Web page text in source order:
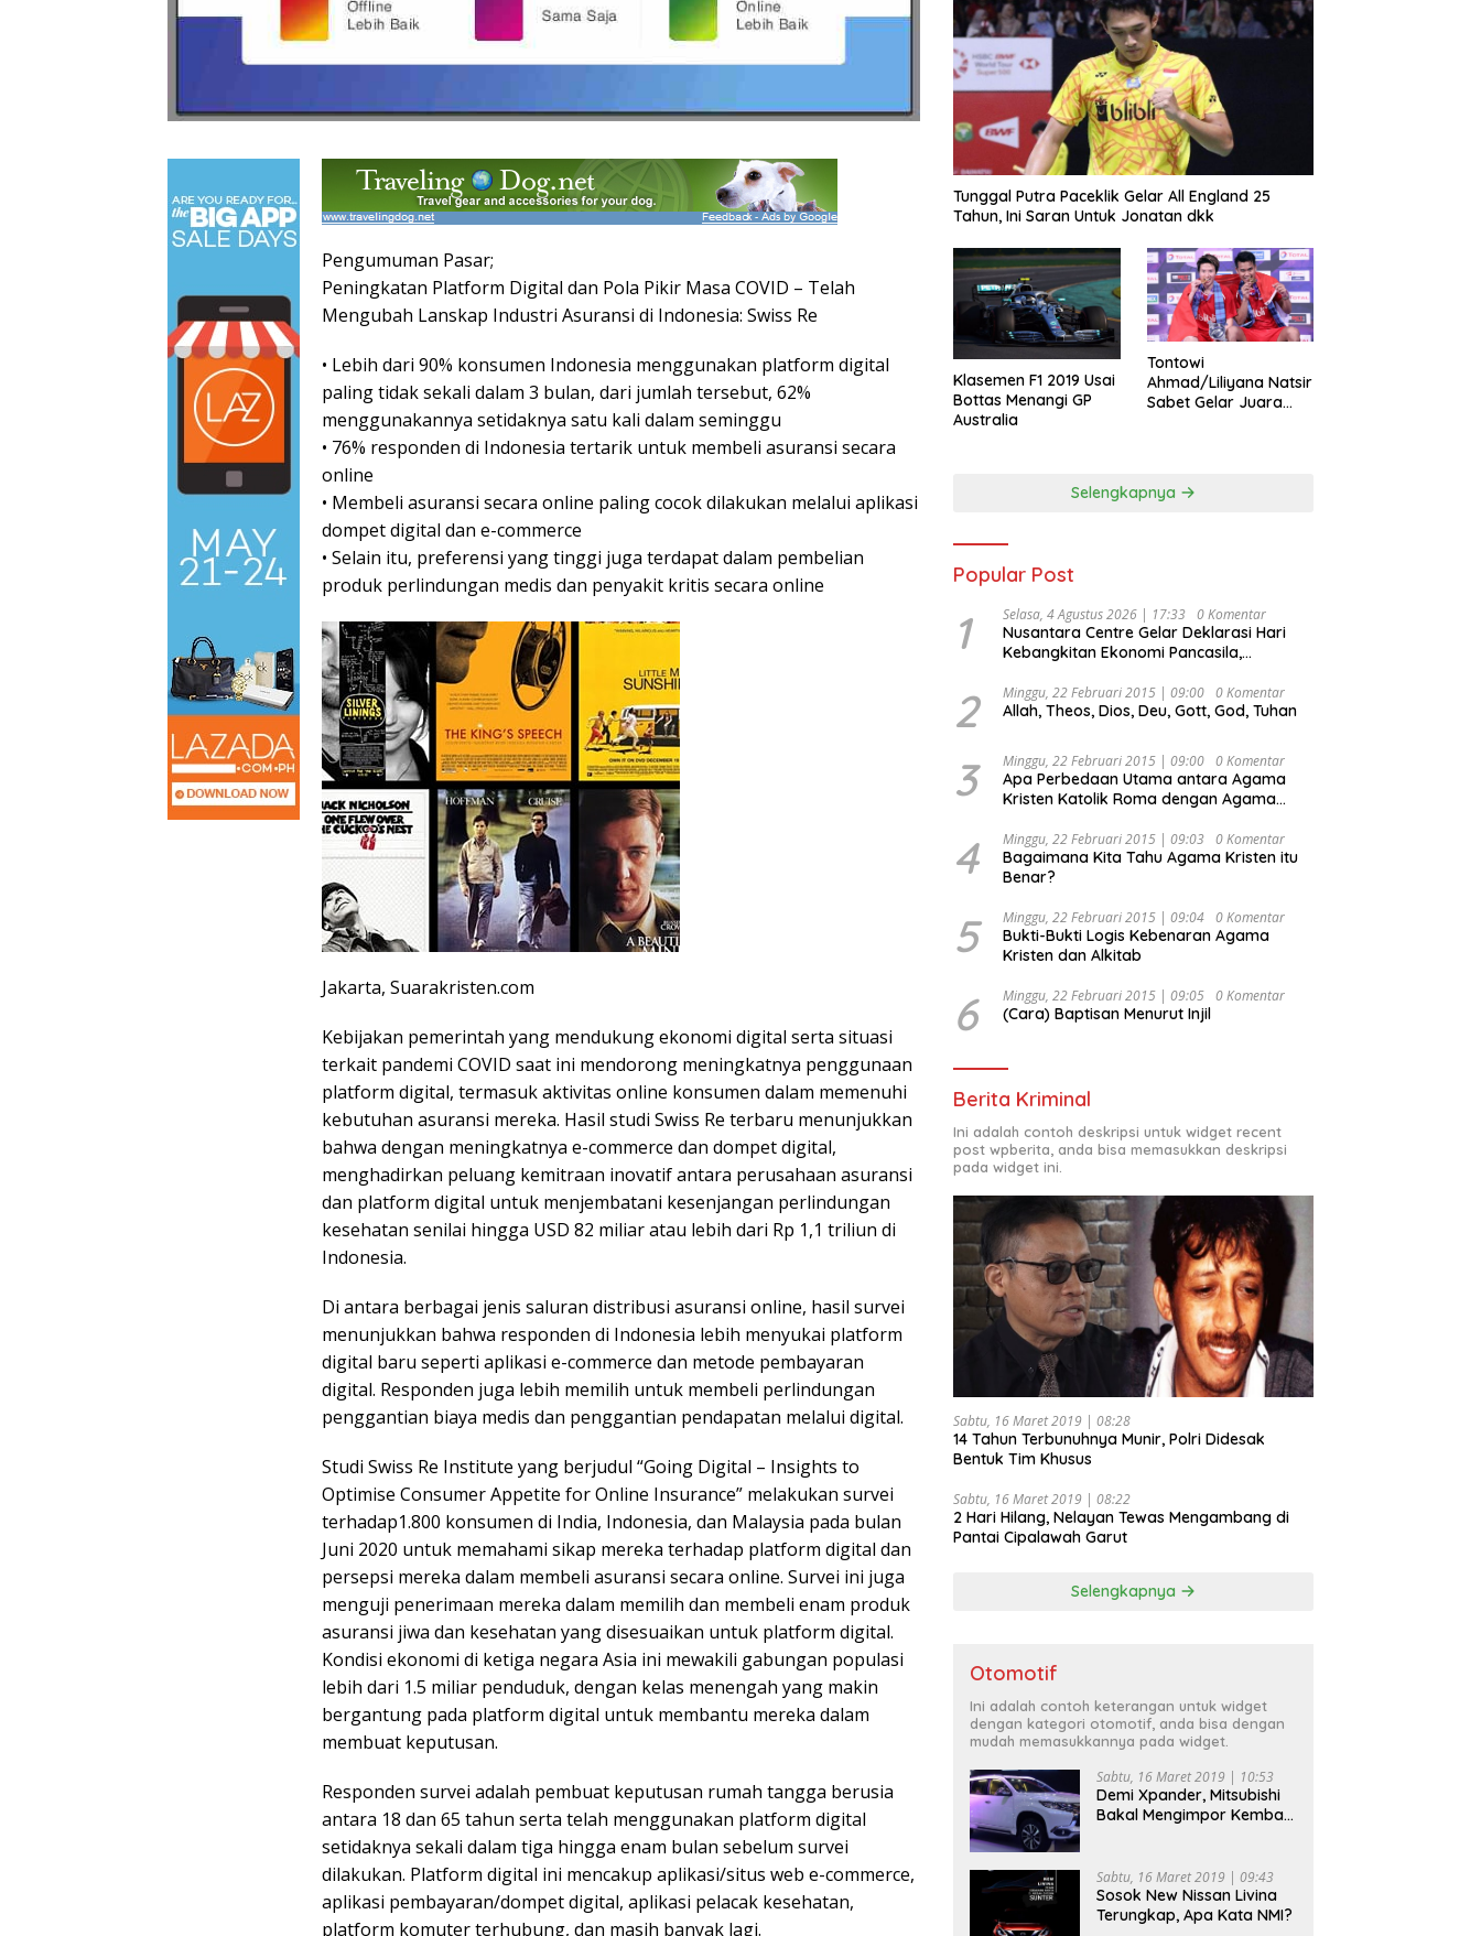
Pengumuman Pasar;
Peningkatan Platform Digital dan Pola Pikir Masa COVID – Telah
Mengubah Lanskap Industri Asuransi di Indonesia: Swiss Re
• Lebih dari 90% konsumen Indonesia menggunakan platform digital
paling tidak sekali dalam 3 bulan, dari jumlah tersebut, 62%
menggunakannya setidaknya satu kali dalam seminggu
• 76% responden di Indonesia tertarik untuk membeli asuransi secara
online
• Membeli asuransi secara online paling cocok dilakukan melalui aplikasi
dompet digital dan e-commerce
• Selain itu, preferensi yang tinggi juga terdapat dalam pembelian
produk perlindungan medis dan penyakit kritis secara online
Jakarta, Suarakristen.com
Kebijakan pemerintah yang mendukung ekonomi digital serta situasi
terkait pandemi COVID saat ini mendorong meningkatnya penggunaan
platform digital, termasuk aktivitas online konsumen dalam memenuhi
kebutuhan asuransi mereka. Hasil studi Swiss Re terbaru menunjukkan
bahwa dengan meningkatnya e-commerce dan dompet digital,
menghadirkan peluang kemitraan inovatif antara perusahaan asuransi
dan platform digital untuk menjembatani kesenjangan perlindungan
kesehatan senilai hingga USD 82 miliar atau lebih dari Rp 1,1 triliun di
Indonesia.
Di antara berbagai jenis saluran distribusi asuransi online, hasil survei
menunjukkan bahwa responden di Indonesia lebih menyukai platform
digital baru seperti aplikasi e-commerce dan metode pembayaran
digital. Responden juga lebih memilih untuk membeli perlindungan
penggantian biaya medis dan penggantian pendapatan melalui digital.
Studi Swiss Re Institute yang berjudul “Going Digital – Insights to
Optimise Consumer Appetite for Online Insurance” melakukan survei
terhadap1.800 konsumen di India, Indonesia, dan Malaysia pada bulan
Juni 2020 untuk memahami sikap mereka terhadap platform digital dan
persepsi mereka dalam membeli asuransi secara online. Survei ini juga
menguji penerimaan mereka dalam memilih dan membeli enam produk
asuransi jiwa dan kesehatan yang disesuaikan untuk platform digital.
Kondisi ekonomi di ketiga negara Asia ini mewakili gabungan populasi
lebih dari 1.5 miliar penduduk, dengan kelas menengah yang makin
bergantung pada platform digital untuk membantu mereka dalam
membuat keputusan.
Responden survei adalah pembuat keputusan rumah tangga berusia
antara 18 dan 65 tahun serta telah menggunakan platform digital
setidaknya sekali dalam tiga hingga enam bulan sebelum survei
dilakukan. Platform digital ini mencakup aplikasi/situs web e-commerce,
aplikasi pembayaran/dompet digital, aplikasi pelacak kesehatan,
platform komuter terhubung, dan masih banyak lagi.
Tunggal Putra Paceklik Gelar All England 25
Tahun, Ini Saran Untuk Jonatan dkk
Klasemen F1 2019 Usai
Bottas Menangi GP
Australia
Tontowi
Ahmad/Liliyana Natsir
Sabet Gelar Juara
Selengkapnya
Popular Post
1 Selasa, 4 Agustus 2026 | 17:33 0 Komentar
Nusantara Centre Gelar Deklarasi Hari
Kebangkitan Ekonomi Pancasila,
Djojohadikusumo Anti Penjajahan
(Pergolakan Ekonomi Politik Indonesia) &
Undang Perekonomian Nasional dan
Kesejahteraan Sosial dalam Menata
Bangsa Menuju Indonesia Emas 2045”,
2 Minggu, 22 Februari 2015 | 09:00 0 Komentar
Allah, Theos, Dios, Deu, Gott, God, Tuhan
3 Minggu, 22 Februari 2015 | 09:00 0 Komentar
Apa Perbedaan Utama antara Agama
Kristen Katolik Roma dengan Agama
4 Minggu, 22 Februari 2015 | 09:03 0 Komentar
Bagaimana Kita Tahu Agama Kristen itu
Benar?
5 Minggu, 22 Februari 2015 | 09:04 0 Komentar
Bukti-Bukti Logis Kebenaran Agama
Kristen dan Alkitab
6 Minggu, 22 Februari 2015 | 09:05 0 Komentar
(Cara) Baptisan Menurut Injil
Berita Kriminal
Ini adalah contoh deskripsi untuk widget recent
post wpberita, anda bisa memasukkan deskripsi
pada widget ini.
Sabtu, 16 Maret 2019 | 08:28
14 Tahun Terbunuhnya Munir, Polri Didesak
Bentuk Tim Khusus
Sabtu, 16 Maret 2019 | 08:22
2 Hari Hilang, Nelayan Tewas Mengambang di
Pantai Cipalawah Garut
Selengkapnya
Otomotif
Ini adalah contoh keterangan untuk widget
dengan kategori otomotif, anda bisa dengan
mudah memasukkannya pada widget.
Sabtu, 16 Maret 2019 | 10:53
Demi Xpander, Mitsubishi
Bakal Mengimpor Kembali
Sabtu, 16 Maret 2019 | 09:43
Sosok New Nissan Livina
Terungkap, Apa Kata NMI?